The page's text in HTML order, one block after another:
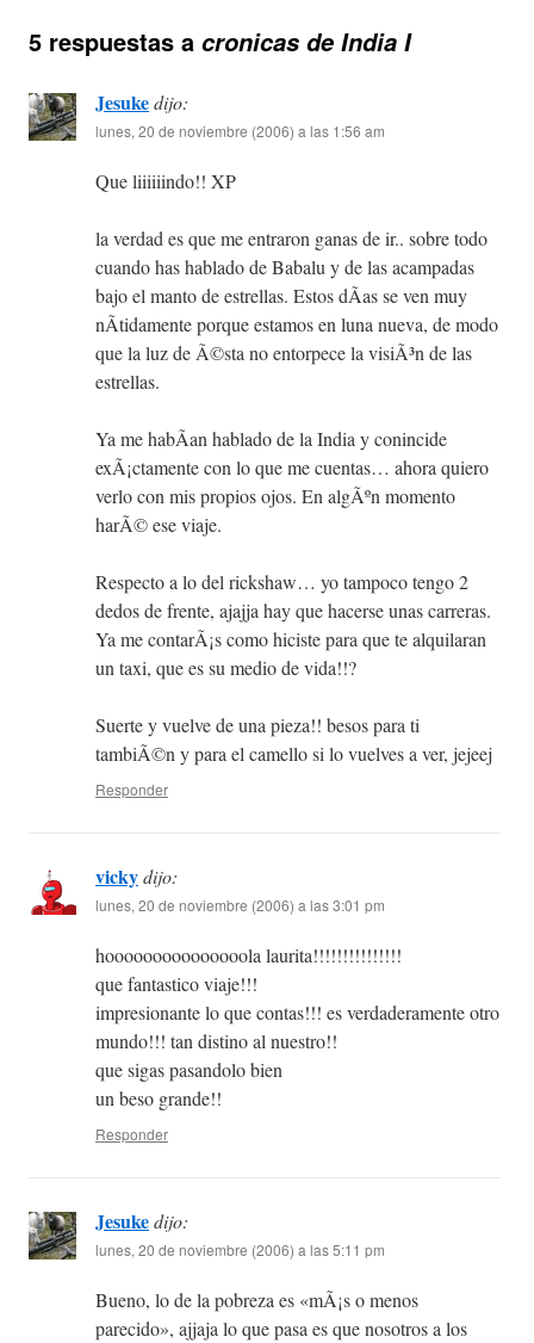
5 respuestas a cronicas de India I
Jesukedijo:
lunes, 20 de noviembre (2006) a las 1:56 am
Que liiiiiindo!! XP
la verdad es que me entraron ganas de ir.. sobre todo
cuando has hablado de Babalu y de las acampadas
bajo el manto de estrellas. Estos dÃ­as se ven muy
nÃ­tidamente porque estamos en luna nueva, de modo
que la luz de Ã©sta no entorpece la visiÃ³n de las
estrellas.
Ya me habÃ­an hablado de la India y conincide
exÃ¡ctamente con lo que me cuentas… ahora quiero
verlo con mis propios ojos. En algÃºn momento
harÃ© ese viaje.
Respecto a lo del rickshaw… yo tampoco tengo 2
dedos de frente, ajajja hay que hacerse unas carreras.
Ya me contarÃ¡s como hiciste para que te alquilaran
un taxi, que es su medio de vida!!?
Suerte y vuelve de una pieza!! besos para ti
tambiÃ©n y para el camello si lo vuelves a ver, jejeej
Responder
vickydijo:
lunes, 20 de noviembre (2006) a las 3:01 pm
hooooooooooooooola laurita!!!!!!!!!!!!!!!
que fantastico viaje!!!
impresionante lo que contas!!! es verdaderamente otro
mundo!!! tan distino al nuestro!!
que sigas pasandolo bien
un beso grande!!
Responder
Jesukedijo:
lunes, 20 de noviembre (2006) a las 5:11 pm
Bueno, lo de la pobreza es «mÃ¡s o menos
parecido», ajjaja lo que pasa es que nosotros a los